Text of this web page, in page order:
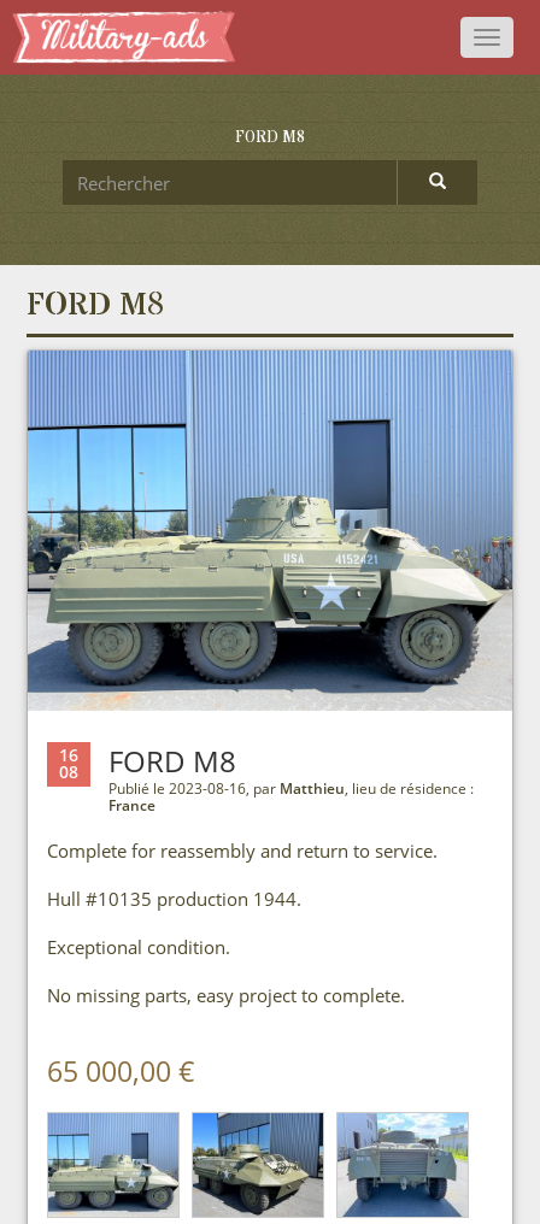
Toggle
FORD M8
FORD M8
16
08 FORD M8
Publié le 2023-08-16, par Matthieu, lieu de résidence :
France
Complete for reassembly and return to service.
Hull #10135 production 1944.
Exceptional condition.
No missing parts, easy project to complete.
65 000,00 €